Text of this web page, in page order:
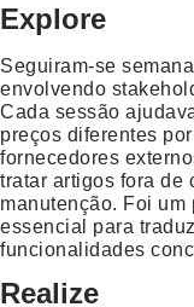
Explore
Seguiram-se
envolvendo
Cada sessão
preços diferentes
fornecedores
tratar artigos fora de
manutenção. Foi
essencial para
funcionalidades
Realize